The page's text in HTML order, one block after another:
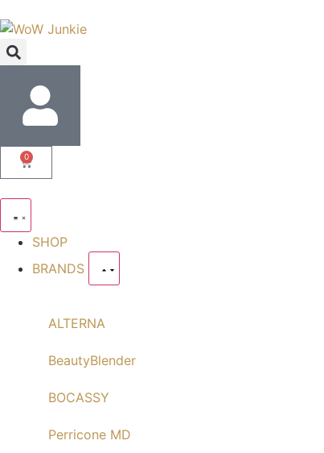
0
SHOP
BRANDS
ALTERNA
BeautyBlender
BOCASSY
Perricone MD